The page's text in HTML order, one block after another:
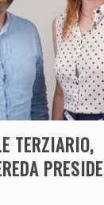
TERZIARIO,